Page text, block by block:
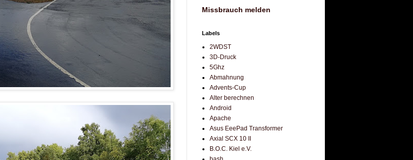
Missbrauch melden
Labels
2WDST
3D-Druck
5Ghz
Abmahnung
Advents-Cup
Alter berechnen
Android
Apache
Asus EeePad Transformer
Axial SCX 10 II
B.O.C. Kiel e.V.